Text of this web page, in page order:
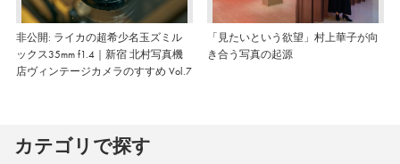
非公開: ライカの超希少名玉ズミル
ックス35mm f1.4｜新宿 北村写真機
店ヴィンテージカメラのすすめ Vol.7
「見たいという欲望」村上華子が向
き合う写真の起源
カテゴリで探す